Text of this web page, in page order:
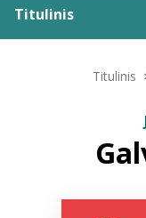
Titulinis
ELVIS atvyksta
Titulinis